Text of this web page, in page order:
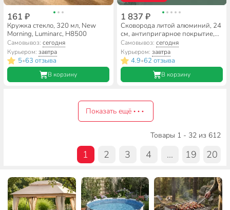
161 ₽
Кружка стекло, 320 мл, New
Morning, Luminarc, H8500
Самовывоз:сегодня
Курьером:завтра
5•63 отзыва
В корзину
1 837 ₽
Сковорода литой алюминий, 24
см, антипригарное покрытие,
Гурман, Verde, черная,
индукция, ГМ2401 ВИ
Самовывоз: сегодня
Курьером: завтра
4.9•62 отзыва
В корзину
Показать ещё
Товары 1 - 32 из 612
1 2 3 4 ... 19 20